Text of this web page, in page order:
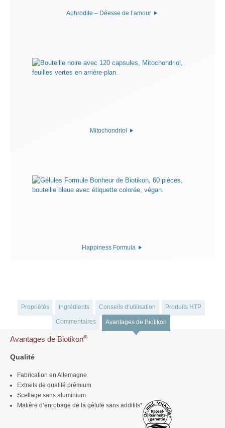
Aphrodite – Déesse de l’amour
Mitochondriol
Happiness Formula
Propriétés Ingrédients Conseils d‘utilisation Produits HTP
Commentaires Avantages de Biotikon
Avantages de Biotikon®
Qualité
Fabrication en Allemagne
Extraits de qualité prémium
Scellage sans aluminium
Matière d’enrobage de la gélule sans additifs*